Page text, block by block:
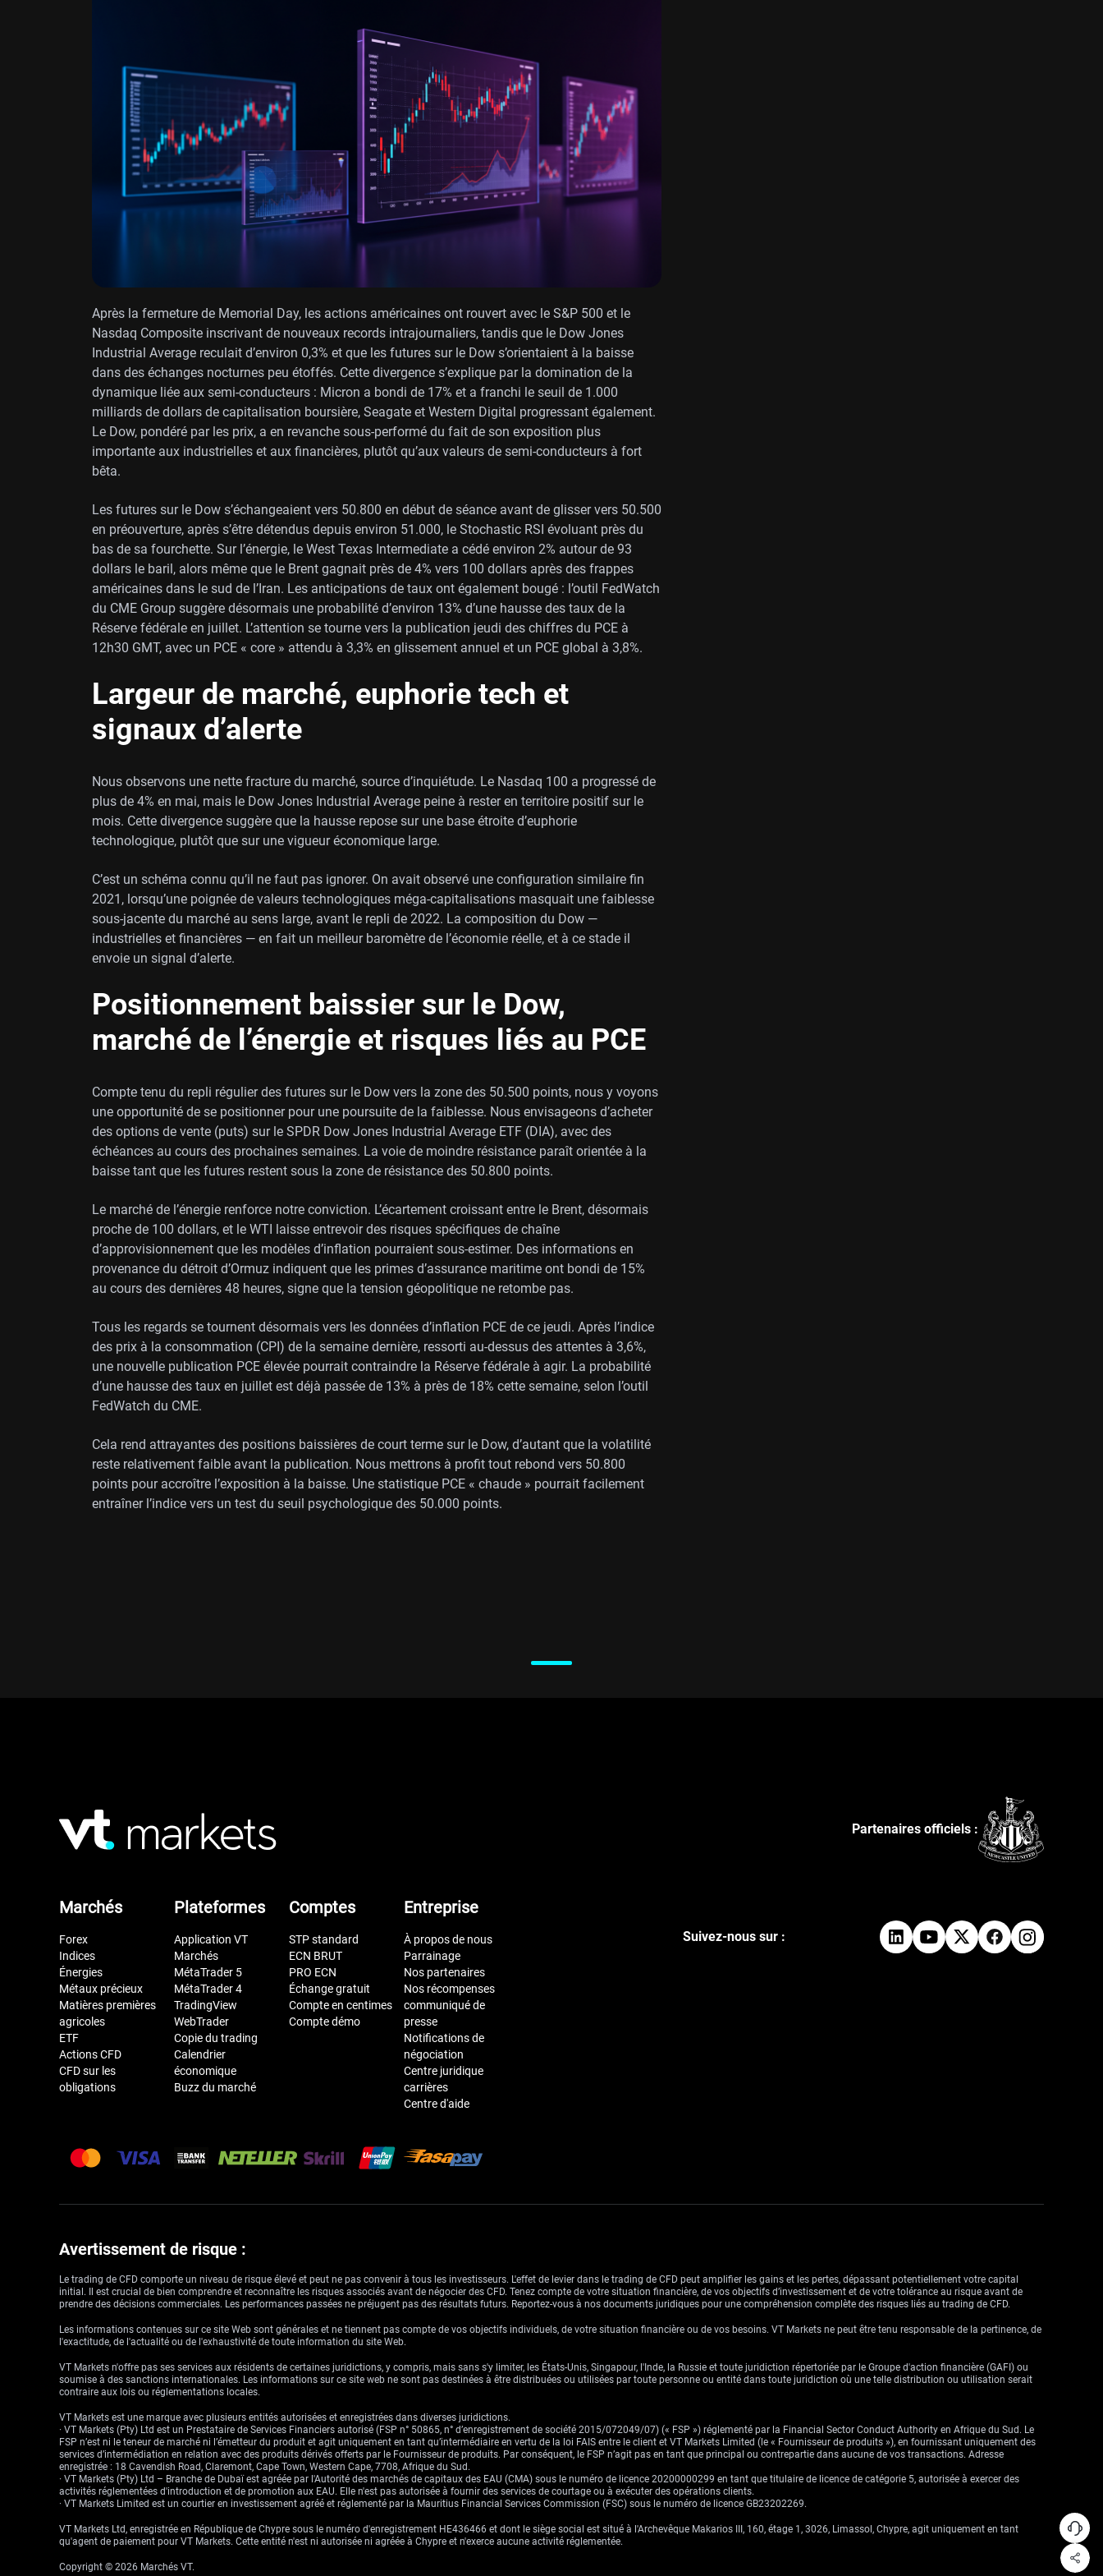
Après la fermeture de Memorial Day, les actions américaines ont rouvert avec le S&P 500 et le
Nasdaq Composite inscrivant de nouveaux records intrajournaliers, tandis que le Dow Jones
Industrial Average reculait d’environ 0,3% et que les futures sur le Dow s’orientaient à la baisse
dans des échanges nocturnes peu étoffés. Cette divergence s’explique par la domination de la
dynamique liée aux semi-conducteurs : Micron a bondi de 17% et a franchi le seuil de 1.000
milliards de dollars de capitalisation boursière, Seagate et Western Digital progressant également.
Le Dow, pondéré par les prix, a en revanche sous-performé du fait de son exposition plus
importante aux industrielles et aux financières, plutôt qu’aux valeurs de semi-conducteurs à fort
bêta.
Les futures sur le Dow s’échangeaient vers 50.800 en début de séance avant de glisser vers 50.500
en préouverture, après s’être détendus depuis environ 51.000, le Stochastic RSI évoluant près du
bas de sa fourchette. Sur l’énergie, le West Texas Intermediate a cédé environ 2% autour de 93
dollars le baril, alors même que le Brent gagnait près de 4% vers 100 dollars après des frappes
américaines dans le sud de l’Iran. Les anticipations de taux ont également bougé : l’outil FedWatch
du CME Group suggère désormais une probabilité d’environ 13% d’une hausse des taux de la
Réserve fédérale en juillet. L’attention se tourne vers la publication jeudi des chiffres du PCE à
12h30 GMT, avec un PCE « core » attendu à 3,3% en glissement annuel et un PCE global à 3,8%.
Largeur de marché, euphorie tech et
signaux d’alerte
Nous observons une nette fracture du marché, source d’inquiétude. Le Nasdaq 100 a progressé de
plus de 4% en mai, mais le Dow Jones Industrial Average peine à rester en territoire positif sur le
mois. Cette divergence suggère que la hausse repose sur une base étroite d’euphorie
technologique, plutôt que sur une vigueur économique large.
C’est un schéma connu qu’il ne faut pas ignorer. On avait observé une configuration similaire fin
2021, lorsqu’une poignée de valeurs technologiques méga-capitalisations masquait une faiblesse
sous-jacente du marché au sens large, avant le repli de 2022. La composition du Dow —
industrielles et financières — en fait un meilleur baromètre de l’économie réelle, et à ce stade il
envoie un signal d’alerte.
Positionnement baissier sur le Dow,
marché de l’énergie et risques liés au PCE
Compte tenu du repli régulier des futures sur le Dow vers la zone des 50.500 points, nous y voyons
une opportunité de se positionner pour une poursuite de la faiblesse. Nous envisageons d’acheter
des options de vente (puts) sur le SPDR Dow Jones Industrial Average ETF (DIA), avec des
échéances au cours des prochaines semaines. La voie de moindre résistance paraît orientée à la
baisse tant que les futures restent sous la zone de résistance des 50.800 points.
Le marché de l’énergie renforce notre conviction. L’écartement croissant entre le Brent, désormais
proche de 100 dollars, et le WTI laisse entrevoir des risques spécifiques de chaîne
d’approvisionnement que les modèles d’inflation pourraient sous-estimer. Des informations en
provenance du détroit d’Ormuz indiquent que les primes d’assurance maritime ont bondi de 15%
au cours des dernières 48 heures, signe que la tension géopolitique ne retombe pas.
Tous les regards se tournent désormais vers les données d’inflation PCE de ce jeudi. Après l’indice
des prix à la consommation (CPI) de la semaine dernière, ressorti au-dessus des attentes à 3,6%,
une nouvelle publication PCE élevée pourrait contraindre la Réserve fédérale à agir. La probabilité
d’une hausse des taux en juillet est déjà passée de 13% à près de 18% cette semaine, selon l’outil
FedWatch du CME.
Cela rend attrayantes des positions baissières de court terme sur le Dow, d’autant que la volatilité
reste relativement faible avant la publication. Nous mettrons à profit tout rebond vers 50.800
points pour accroître l’exposition à la baisse. Une statistique PCE « chaude » pourrait facilement
entraîner l’indice vers un test du seuil psychologique des 50.000 points.
Partenaires officiels :
Marchés
Forex
Indices
Énergies
Métaux précieux
Matières premières
agricoles
ETF
Actions CFD
CFD sur les
obligations
Plateformes
Application VT
Marchés
MétaTrader 5
MétaTrader 4
TradingView
WebTrader
Copie du trading
Calendrier
économique
Buzz du marché
Comptes
STP standard
ECN BRUT
PRO ECN
Échange gratuit
Compte en centimes
Compte démo
Entreprise
À propos de nous
Parrainage
Nos partenaires
Nos récompenses
communiqué de
presse
Notifications de
négociation
Centre juridique
carrières
Centre d'aide
Suivez-nous sur :
Avertissement de risque :
Le trading de CFD comporte un niveau de risque élevé et peut ne pas convenir à tous les investisseurs. L'effet de levier dans le trading de CFD peut amplifier les gains et les pertes, dépassant potentiellement votre capital
initial. Il est crucial de bien comprendre et reconnaître les risques associés avant de négocier des CFD. Tenez compte de votre situation financière, de vos objectifs d’investissement et de votre tolérance au risque avant de
prendre des décisions commerciales. Les performances passées ne préjugent pas des résultats futurs. Reportez-vous à nos documents juridiques pour une compréhension complète des risques liés au trading de CFD.
Les informations contenues sur ce site Web sont générales et ne tiennent pas compte de vos objectifs individuels, de votre situation financière ou de vos besoins. VT Markets ne peut être tenu responsable de la pertinence, de
l'exactitude, de l'actualité ou de l'exhaustivité de toute information du site Web.
VT Markets n'offre pas ses services aux résidents de certaines juridictions, y compris, mais sans s'y limiter, les États-Unis, Singapour, l'Inde, la Russie et toute juridiction répertoriée par le Groupe d'action financière (GAFI) ou
soumise à des sanctions internationales. Les informations sur ce site web ne sont pas destinées à être distribuées ou utilisées par toute personne ou entité dans toute juridiction où une telle distribution ou utilisation serait
contraire aux lois ou réglementations locales.
VT Markets est une marque avec plusieurs entités autorisées et enregistrées dans diverses juridictions.
· VT Markets (Pty) Ltd est un Prestataire de Services Financiers autorisé (FSP n° 50865, n° d’enregistrement de société 2015/072049/07) (« FSP ») réglementé par la Financial Sector Conduct Authority en Afrique du Sud. Le
FSP n’est ni le teneur de marché ni l’émetteur du produit et agit uniquement en tant qu’intermédiaire en vertu de la loi FAIS entre le client et VT Markets Limited (le « Fournisseur de produits »), en fournissant uniquement des
services d’intermédiation en relation avec des produits dérivés offerts par le Fournisseur de produits. Par conséquent, le FSP n’agit pas en tant que principal ou contrepartie dans aucune de vos transactions. Adresse
enregistrée : 18 Cavendish Road, Claremont, Cape Town, Western Cape, 7708, Afrique du Sud.
· VT Markets (Pty) Ltd – Branche de Dubaï est agréée par l'Autorité des marchés de capitaux des EAU (CMA) sous le numéro de licence 20200000299 en tant que titulaire de licence de catégorie 5, autorisée à exercer des
activités réglementées d'introduction et de promotion aux EAU. Elle n'est pas autorisée à fournir des services de courtage ou à exécuter des opérations clients.
· VT Markets Limited est un courtier en investissement agréé et réglementé par la Mauritius Financial Services Commission (FSC) sous le numéro de licence GB23202269.
VT Markets Ltd, enregistrée en République de Chypre sous le numéro d'enregistrement HE436466 et dont le siège social est situé à l'Archevêque Makarios III, 160, étage 1, 3026, Limassol, Chypre, agit uniquement en tant
qu'agent de paiement pour VT Markets. Cette entité n'est ni autorisée ni agréée à Chypre et n'exerce aucune activité réglementée.
Copyright © 2026 Marchés VT.